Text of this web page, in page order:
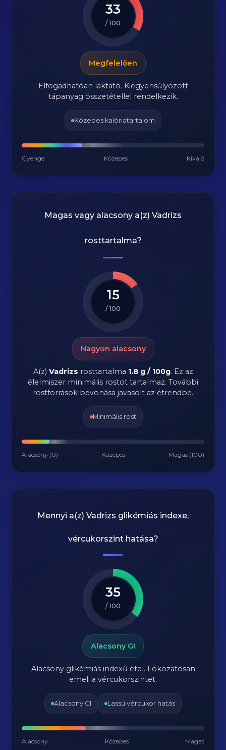
33
/ 100
Megfelelően
Elfogadhatóan laktató. Kiegyensúlyozott
tápanyag összetétellel rendelkezik.
Közepes kalóriatartalom
Gyenge Közepes Kiváló
Magas vagy alacsony a(z) Vadrizs
rosttartalma?
15
/ 100
Nagyon alacsony
A(z) Vadrizs rosttartalma 1.8 g / 100g. Ez az
élelmiszer minimális rostot tartalmaz. További
rostforrások bevonása javasolt az étrendbe.
Minimális rost
Alacsony (0) Közepes Magas (100)
Mennyi a(z) Vadrizs glikémiás indexe,
vércukorszint hatása?
35
/ 100
Alacsony GI
Alacsony glikémiás indexű étel. Fokozatosan
emeli a vércukorszintet.
Alacsony GI Lassú vércukor hatás
Alacsony Közepes Magas